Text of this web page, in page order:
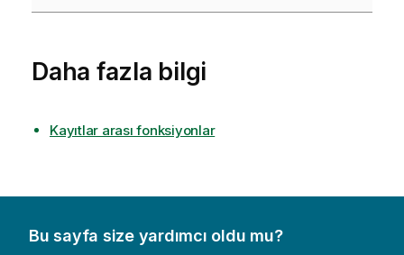
Daha fazla bilgi
Kayıtlar arası fonksiyonlar
Bu sayfa size yardımcı oldu mu?